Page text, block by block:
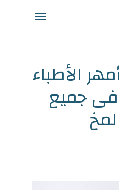
Menu
الأطباء
فيجميع